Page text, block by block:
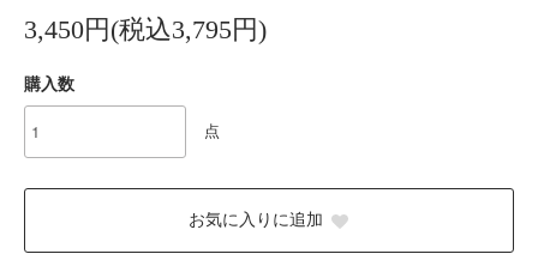
3,450円(税込3,795円)
購入数
点
お気に入りに追加